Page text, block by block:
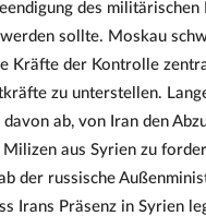
des militärischen
sollte. Moskau
Kräfte der Kontrolle
zu unterstellen.
davon ab, von Iran den
Milizen aus Syrien zu
der russische
Irans Präsenz in Syrien